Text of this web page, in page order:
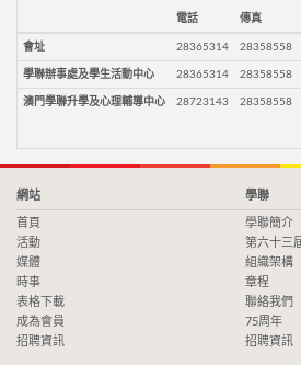
電話 傳真
會址 28365314 28358558
學聯辦事處及學生活動中心 28365314 28358558
澳門學聯升學及心理輔導中心 28723143 28358558
網站
首頁
活動
媒體
時事
表格下載
成為會員
招聘資訊
學聯
學聯簡介
第六十三
組織架構
章程
聯絡我們
75周年
招聘資訊